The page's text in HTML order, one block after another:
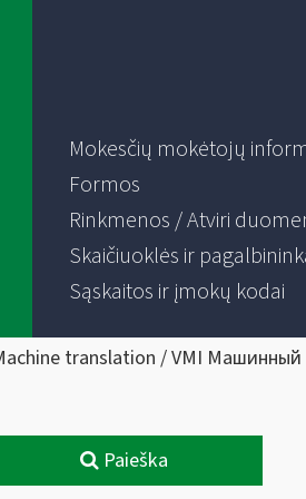
Mokesčių mokėtojų
Formos
Rinkmenos / Atviri
Skaičiuoklės ir
Sąskaitos ir įmokų kodai
translation / VMI
Paieška